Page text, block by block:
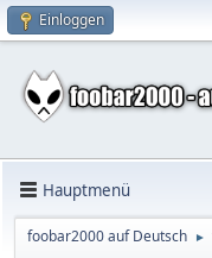
Einloggen
Hauptmenü
foobar2000 auf Deutsch ►